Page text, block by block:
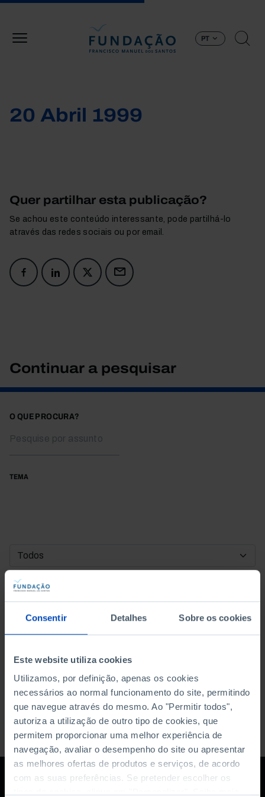
Consentir Detalhes Sobre os cookies
Este website utiliza cookies
Utilizamos, por definição, apenas os cookies
necessários ao normal funcionamento do site, permitindo
que navegue através do mesmo. Ao "Permitir todos",
autoriza a utilização de outro tipo de cookies, que
permitem proporcionar uma melhor experiência de
navegação, avaliar o desempenho do site ou apresentar
as melhores ofertas de produtos e serviços, de acordo
com as suas preferências. Se pretender escolher os
PT
20 Abril 1999
Quer partilhar esta publicação?
Se achou este conteúdo interessante, pode partilhá-lo
através das redes sociais ou por email.
Continuar a pesquisar
O QUE PROCURA?
TEMA
DATA DE INÍCIO
DATA DE FIM